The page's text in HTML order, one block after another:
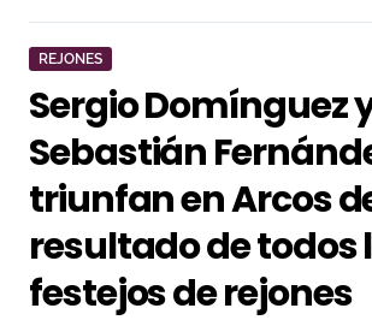
REJONES
Sergio Domínguez
Sebastián
triunfan en Arcos
resultado de todos
festejos de rejones